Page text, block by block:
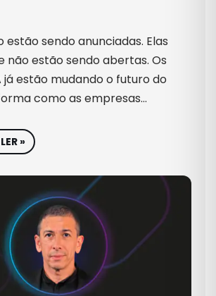
estão sendo anunciadas. Elas
não estão sendo abertas. Os
já estão mudando o futuro do
como as empresas…
»